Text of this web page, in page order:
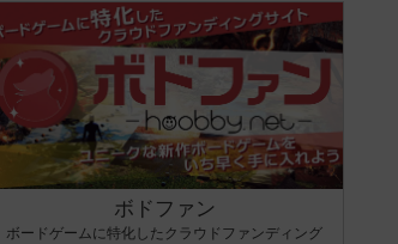
ボドファン
ボードゲームに特化したクラウドファンディング